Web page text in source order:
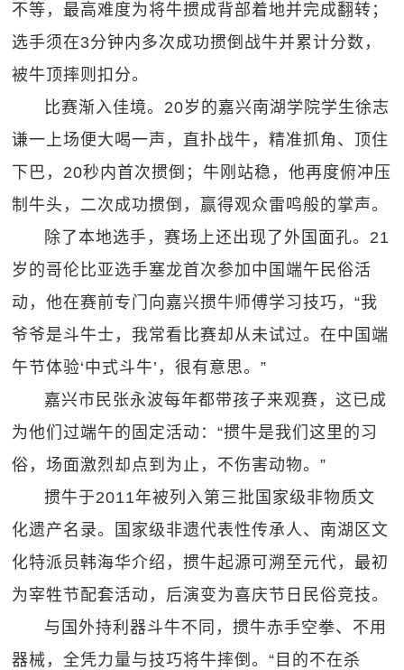
不等，最高难度为将牛掼成背部着地并完成翻转；
选手须在3分钟内多次成功掼倒战牛并累计分数，
被牛顶摔则扣分。
比赛渐入佳境。20岁的嘉兴南湖学院学生徐志
谦一上场便大喝一声，直扑战牛，精准抓角、顶住
下巴，20秒内首次掼倒；牛刚站稳，他再度俯冲压
制牛头，二次成功掼倒，赢得观众雷鸣般的掌声。
除了本地选手，赛场上还出现了外国面孔。21
岁的哥伦比亚选手塞龙首次参加中国端午民俗活
动，他在赛前专门向嘉兴掼牛师傅学习技巧，“我
爷爷是斗牛士，我常看比赛却从未试过。在中国端
午节体验‘中式斗牛’，很有意思。”
嘉兴市民张永波每年都带孩子来观赛，这已成
为他们过端午的固定活动：“掼牛是我们这里的习
俗，场面激烈却点到为止，不伤害动物。”
掼牛于2011年被列入第三批国家级非物质文
化遗产名录。国家级非遗代表性传承人、南湖区文
化特派员韩海华介绍，掼牛起源可溯至元代，最初
为宰牲节配套活动，后演变为喜庆节日民俗竞技。
与国外持利器斗牛不同，掼牛赤手空拳、不用
器械，全凭力量与技巧将牛摔倒。“目的不在杀